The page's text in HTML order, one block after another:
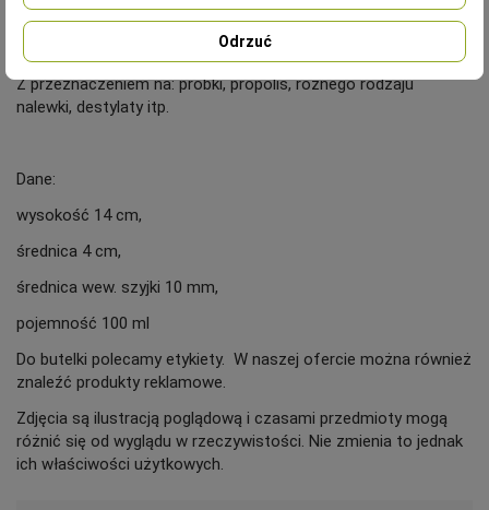
Cena dotyczy kompletu czyli butelki z atomizerem z
pierścieniem gwarancyjnym.
Z przeznaczeniem na: próbki, propolis, różnego rodzaju
nalewki, destylaty itp.
Dane:
wysokość 14 cm,
średnica 4 cm,
średnica wew. szyjki 10 mm,
pojemność 100 ml
Do butelki polecamy etykiety. W naszej ofercie można również
znaleźć produkty reklamowe.
Zdjęcia są ilustracją poglądową i czasami przedmioty mogą
różnić się od wyglądu w rzeczywistości. Nie zmienia to jednak
ich właściwości użytkowych.
Odrzuć